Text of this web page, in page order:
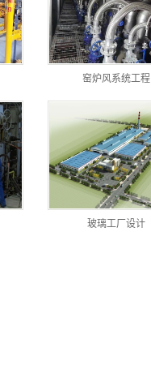
窑炉风系统工程
玻璃工厂设计